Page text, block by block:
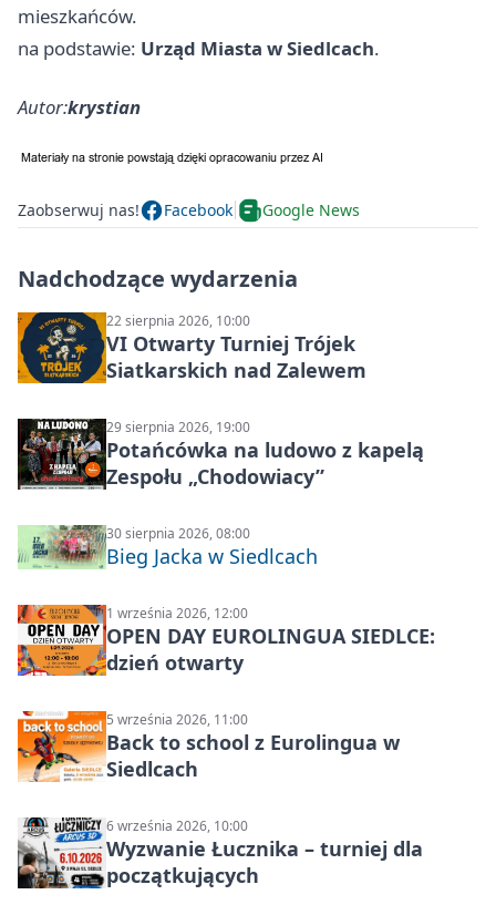
mieszkańców.
na podstawie: Urząd Miasta w Siedlcach.
Autor:krystian
Zaobserwuj nas! Facebook Google News
Nadchodzące wydarzenia
22 sierpnia 2026, 10:00
VI Otwarty Turniej Trójek
Siatkarskich nad Zalewem
29 sierpnia 2026, 19:00
Potańcówka na ludowo z kapelą
Zespołu „Chodowiacy”
30 sierpnia 2026, 08:00
Bieg Jacka w Siedlcach
1 września 2026, 12:00
OPEN DAY EUROLINGUA SIEDLCE:
dzień otwarty
5 września 2026, 11:00
Back to school z Eurolingua w
Siedlcach
6 września 2026, 10:00
Wyzwanie Łucznika – turniej dla
początkujących